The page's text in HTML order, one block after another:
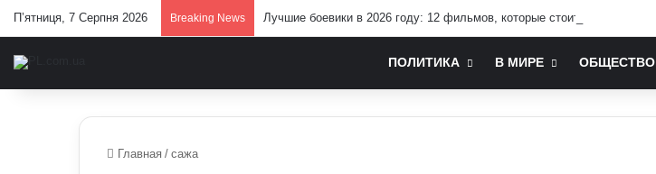
П’ятниця, 7 Серпня 2026 Breaking News Лучшие боевики в 2026 году: 12 фильмов, которые стоит посмотреть
ПОЛИТИКА В МИРЕ ОБЩЕСТВО
Главная / сажа